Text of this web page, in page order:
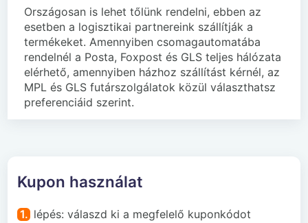
Országosan is lehet tőlünk rendelni, ebben az
esetben a logisztikai partnereink szállítják a
termékeket. Amennyiben csomagautomatába
rendelnél a Posta, Foxpost és GLS teljes hálózata
elérhető, amennyiben házhoz szállítást kérnél, az
MPL és GLS futárszolgálatok közül választhatsz
preferenciáid szerint.
Kupon használat
1. lépés: válaszd ki a megfelelő kuponkódot